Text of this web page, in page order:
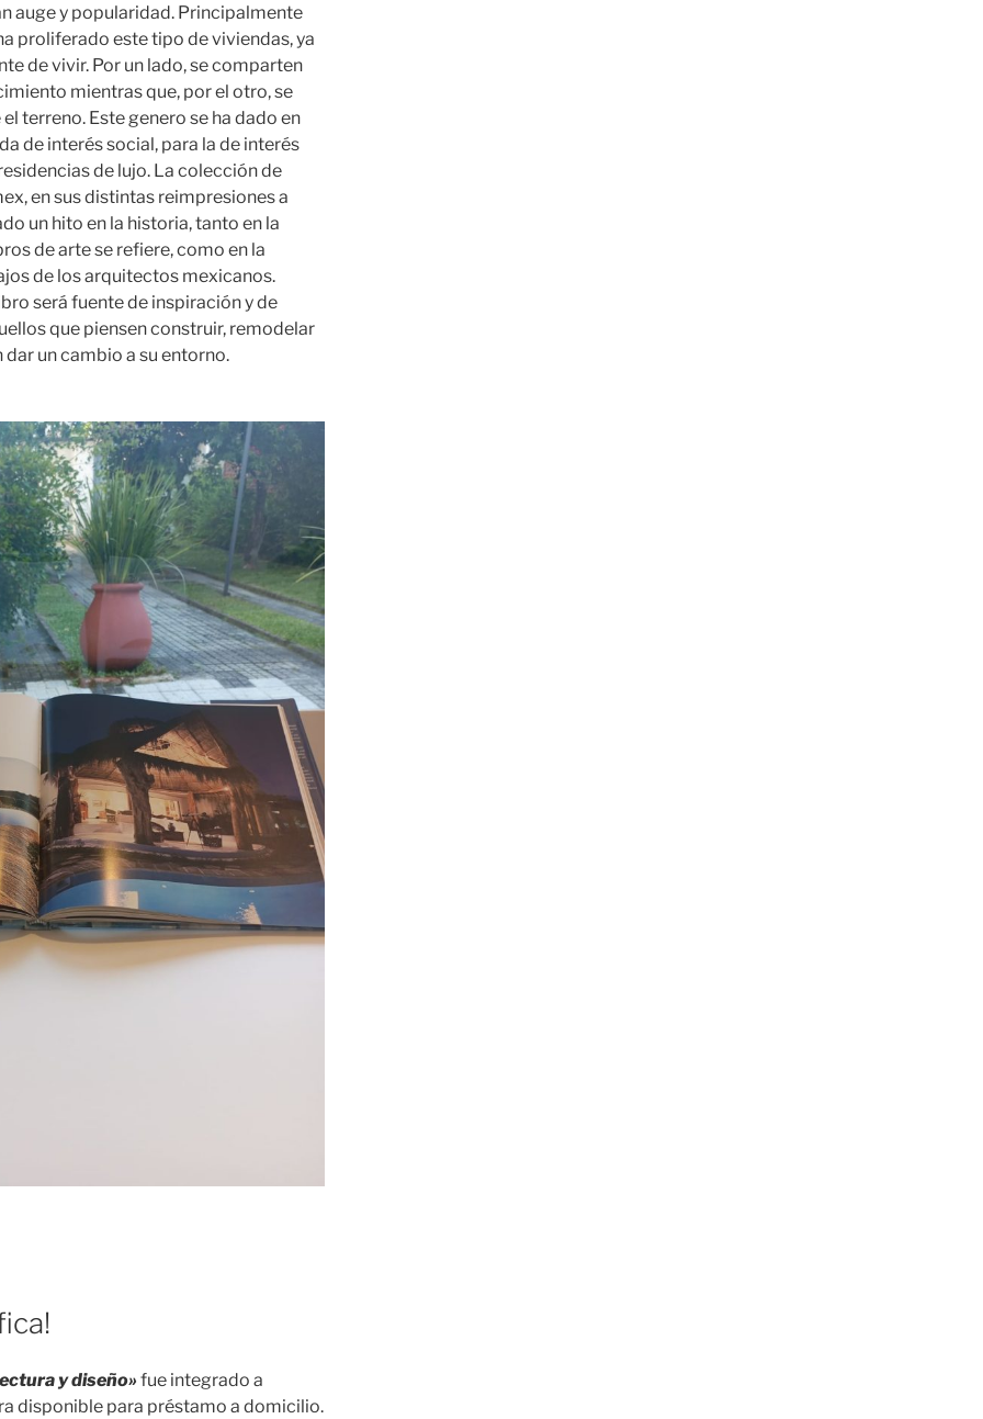
auge y popularidad. Principalmente
proliferado este tipo de viviendas, ya
de vivir. Por un lado, se comparten
mientras que, por el otro, se
terreno. Este genero se ha dado en
de interés social, para la de interés
de lujo. La colección de
en sus distintas reimpresiones a
un hito en la historia, tanto en la
de arte se refiere, como en la
de los arquitectos mexicanos.
será fuente de inspiración y de
que piensen construir, remodelar
un cambio a su entorno.
y diseño» fue integrado a
disponible para préstamo a domicilio.